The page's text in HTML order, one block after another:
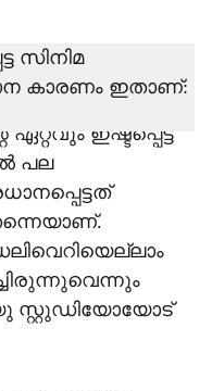
ഏറ്റവും ഇഷ്ടമുള്ള
ഇഷ്ടപ്പെട്ട
പല
സ്റ്റുഡിയോയോട്